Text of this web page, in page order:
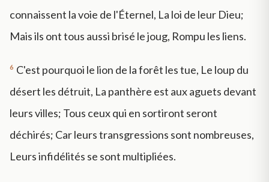
connaissent la voie de l'Éternel, La loi de leur Dieu;
Mais ils ont tous aussi brisé le joug, Rompu les liens.
6 C'est pourquoi le lion de la forêt les tue, Le loup du
désert les détruit, La panthère est aux aguets devant
leurs villes; Tous ceux qui en sortiront seront
déchirés; Car leurs transgressions sont nombreuses,
Leurs infidélités se sont multipliées.